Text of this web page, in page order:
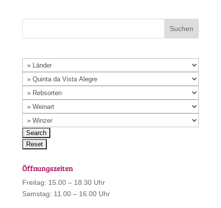
Öffnungszeiten
Freitag: 15.00 – 18.30 Uhr
Samstag: 11.00 – 16.00 Uhr